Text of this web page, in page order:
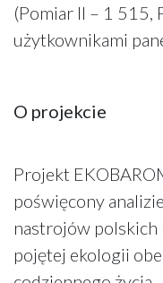
(Pomiar II – 1 515,
użytkownikami
O projekcie
Projekt
poświęcony
nastrojów polskich
pojętej ekologii